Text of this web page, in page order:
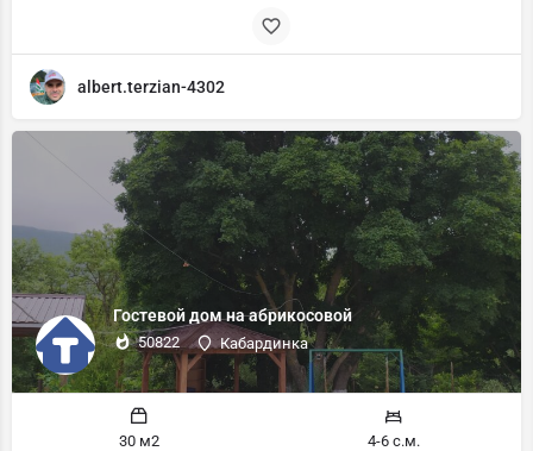
albert.terzian-4302
Гостевой дом на абрикосовой
50822 Кабардинка
30 м2 4-6 с.м.